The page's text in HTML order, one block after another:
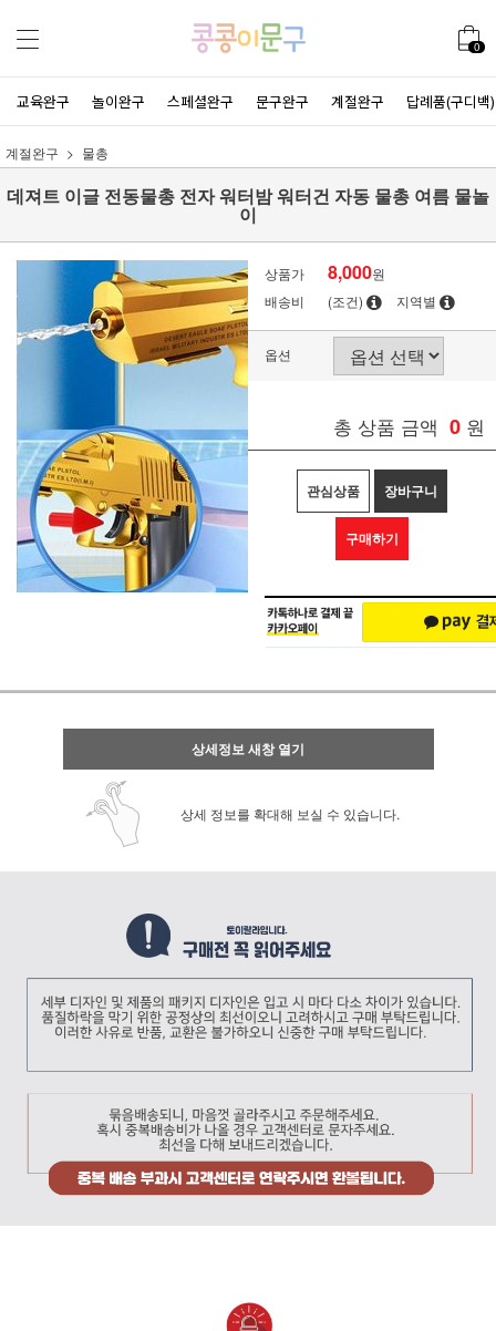
0
교육완구 놀이완구 스페셜완구 문구완구 계절완구 답례품(구디백)
계절완구 물총
데져트 이글 전동물총 전자 워터밤 워터건 자동 물총 여름 물놀
이
상품가 8,000원
배송비
(조건) 지역별
옵션
총 상품 금액 0 원
관심상품 장바구니
구매하기
상세정보 새창 열기
상세 정보를 확대해 보실 수 있습니다.